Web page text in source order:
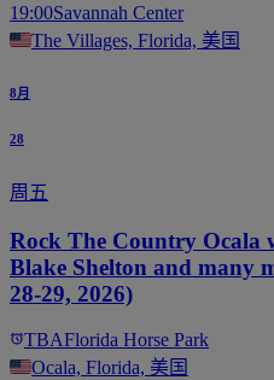
19:00Savannah Center
The Villages, Florida, 美国
8月
28
周五
Rock The Country Ocala
Blake Shelton and many
28-29, 2026)
TBAFlorida Horse Park
Ocala, Florida, 美国